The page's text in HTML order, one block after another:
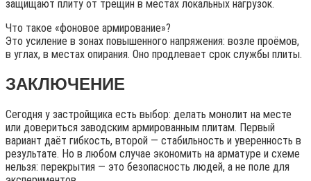
защищают плиту от трещин в местах локальных нагрузок.
Что такое «фоновое армирование»?
Это усиление в зонах повышенного напряжения: возле проёмов,
в углах, в местах опирания. Оно продлевает срок службы плиты.
ЗАКЛЮЧЕНИЕ
Сегодня у застройщика есть выбор: делать монолит на месте
или довериться заводским армированным плитам. Первый
вариант даёт гибкость, второй — стабильность и уверенность в
результате. Но в любом случае экономить на арматуре и схеме
нельзя: перекрытия — это безопасность людей, а не поле для